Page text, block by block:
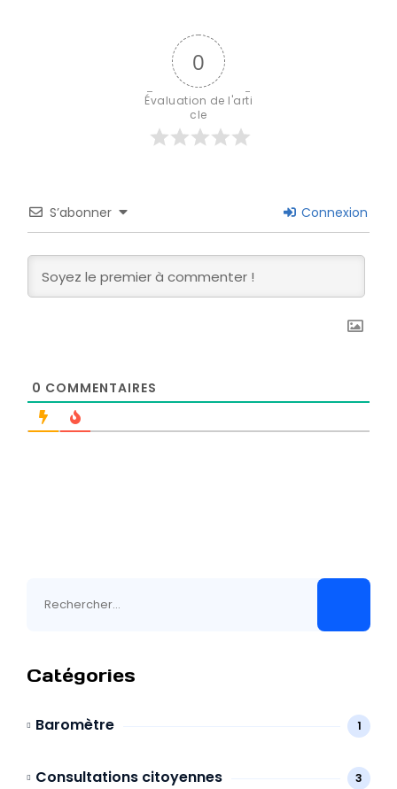
0
Évaluation de l'arti
cle
S’abonner Connexion
0 COMMENTAIRES
Catégories
Baromètre 1
Consultations citoyennes 3